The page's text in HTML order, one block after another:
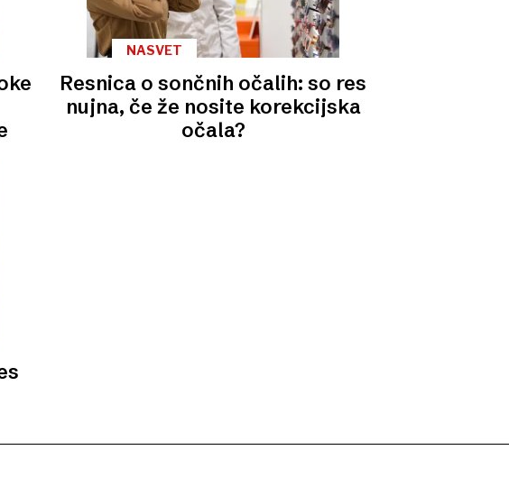
NASVET
Resnica o sončnih očalih: so res
nujna, če že nosite korekcijska
očala?